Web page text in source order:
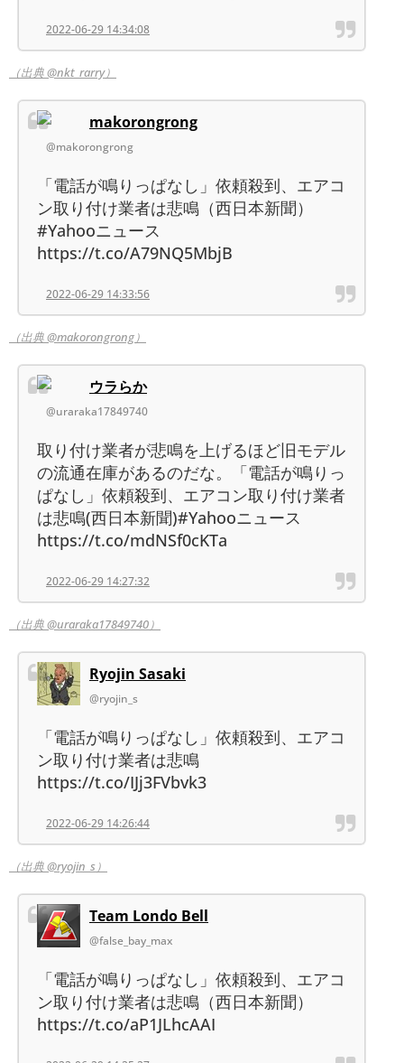
2022-06-29 14:34:08
（出典 @nkt_rarry）
makorongrong
@makorongrong
「電話が鳴りっぱなし」依頼殺到、エアコ
ン取り付け業者は悲鳴（西日本新聞）
#Yahooニュース
https://t.co/A79NQ5MbjB
2022-06-29 14:33:56
（出典 @makorongrong）
ウラらか
@uraraka17849740
取り付け業者が悲鳴を上げるほど旧モデル
の流通在庫があるのだな。「電話が鳴りっ
ぱなし」依頼殺到、エアコン取り付け業者
は悲鳴(西日本新聞)#Yahooニュース
https://t.co/mdNSf0cKTa
2022-06-29 14:27:32
（出典 @uraraka17849740）
Ryojin Sasaki
@ryojin_s
「電話が鳴りっぱなし」依頼殺到、エアコ
ン取り付け業者は悲鳴
https://t.co/IJj3FVbvk3
2022-06-29 14:26:44
（出典 @ryojin_s）
Team Londo Bell
@false_bay_max
「電話が鳴りっぱなし」依頼殺到、エアコ
ン取り付け業者は悲鳴（西日本新聞）
https://t.co/aP1JLhcAAI